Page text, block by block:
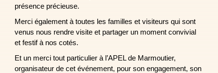
présence précieuse.
Merci également à toutes les familles et visiteurs qui sont
venus nous rendre visite et partager un moment convivial
et festif à nos cotés.
Et un merci tout particulier à l’APEL de Marmoutier,
organisateur de cet événement, pour son engagement, son